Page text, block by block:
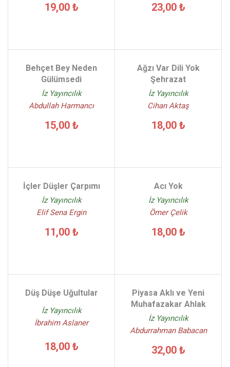
19,00 ₺ 23,00 ₺
Behçet Bey Neden
Gülümsedi
İz Yayıncılık
Abdullah Harmancı
15,00 ₺
Ağzı Var Dili Yok
Şehrazat
İz Yayıncılık
Cihan Aktaş
18,00 ₺
İçler Düşler Çarpımı
İz Yayıncılık
Elif Sena Ergin
11,00 ₺
Acı Yok
İz Yayıncılık
Ömer Çelik
18,00 ₺
Düş Düşe Uğultular
İz Yayıncılık
İbrahim Aslaner
18,00 ₺
Piyasa Aklı ve Yeni
Muhafazakar Ahlak
İz Yayıncılık
Abdurrahman Babacan
32,00 ₺